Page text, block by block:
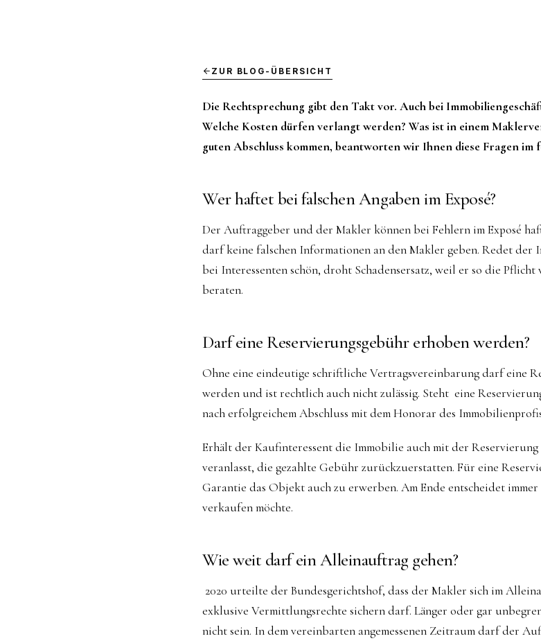
ZUR BLOG-ÜBERSICHT
Die Rechtsprechung gibt den Takt vor. Auch bei
Welche Kosten dürfen verlangt werden? Was ist in einem
guten Abschluss kommen, beantworten wir Ihnen diese Fragen im
Wer haftet bei falschen Angaben im Exposé?
Der Auftraggeber und der Makler können bei Fehlern im Exposé
darf keine falschen Informationen an den Makler geben. Redet
bei Interessenten schön, droht Schadensersatz, weil er so die
beraten.
Darf eine Reservierungsgebühr erhoben werden?
Ohne eine eindeutige schriftliche Vertragsvereinbarung darf eine
werden und ist rechtlich auch nicht zulässig. Steht eine
nach erfolgreichem Abschluss mit dem Honorar des
Erhält der Kaufinteressent die Immobilie auch mit der
veranlasst, die gezahlte Gebühr zurückzuerstatten. Für eine
Garantie das Objekt auch zu erwerben. Am Ende entscheidet
verkaufen möchte.
Wie weit darf ein Alleinauftrag gehen?
2020 urteilte der Bundesgerichtshof, dass der Makler sich im
exklusive Vermittlungsrechte sichern darf. Länger oder gar
nicht sein. In dem vereinbarten angemessenen Zeitraum darf der